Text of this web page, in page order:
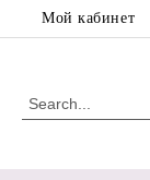
Мой кабинет